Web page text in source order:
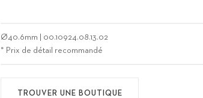
Ø40.6mm
00.10924.08.13.02
* Prix de détail recommandé
TROUVER UNE BOUTIQUE